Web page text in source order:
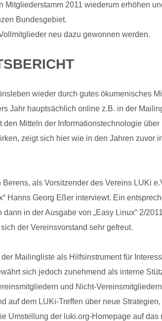
Mitgliederstamm 2011 wiederum erhöhen
Bundesgebiet.
neu dazu gewonnen werden.
wieder durch gutes ökumenisches
Jahr hauptsächlich online z.B. in der
den Mitteln der Informationstechnologie
zeigt sich hier wie in den Jahren zuvor
als Vorsitzender des Vereins LUKi
Hanns Georg Eßer interviewt. Ein
in der Ausgabe von „Easy Linux“ 2/
der Vereinsvorstand sehr gefreut.
Mailingliste als Hilfsinstrument für
sich jedoch zunehmend als interne
und Nicht-
auf dem LUKi-Treffen über neue
Umstellung der luki.org-Homepage auf das